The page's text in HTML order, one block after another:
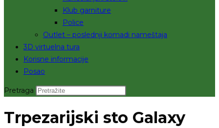
Klub garniture
Police
Outlet – poslednji komadi nameštaja
3D virtuelna tura
Korisne informacije
Posao
Pretraga
Trpezarijski sto Galaxy